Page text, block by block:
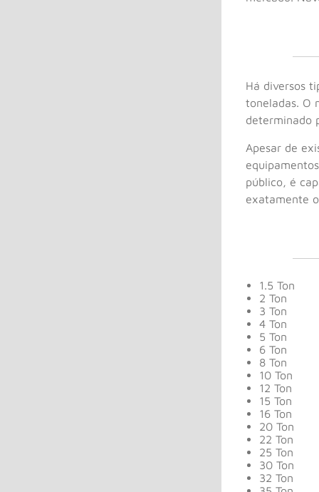
Há diversos
toneladas. O
determinado
Apesar de
público, é
exatamente
1.5 Ton
2 Ton
3 Ton
4 Ton
5 Ton
6 Ton
8 Ton
10 Ton
12 Ton
15 Ton
16 Ton
20 Ton
22 Ton
25 Ton
30 Ton
32 Ton